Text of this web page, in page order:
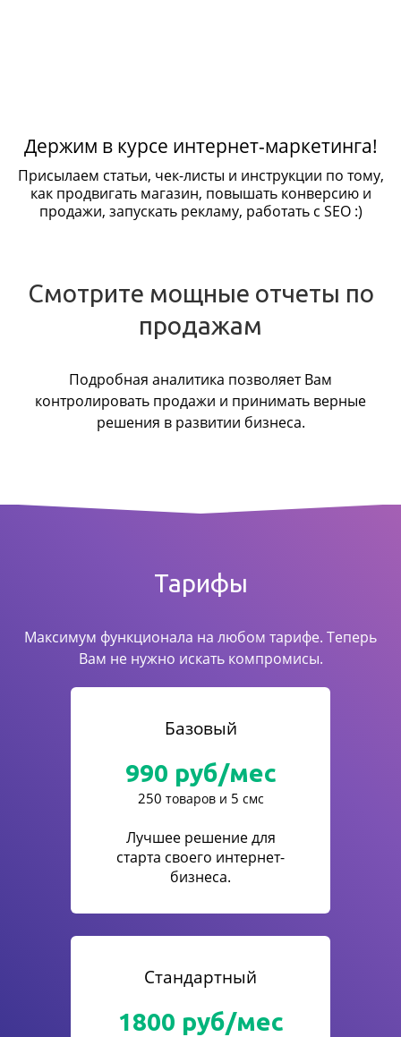
Держим в курсе интернет-маркетинга!
Присылаем статьи, чек-листы и инструкции по тому,
как продвигать магазин, повышать конверсию и
продажи, запускать рекламу, работать с SEO :)
Смотрите мощные отчеты по
продажам
Подробная аналитика позволяет Вам
контролировать продажи и принимать верные
решения в развитии бизнеса.
Тарифы
Максимум функционала на любом тарифе. Теперь
Вам не нужно искать компромисы.
Базовый
990 руб/мес
250 товаров и 5 смс
Лучшее решение для
старта своего интернет-
бизнеса.
Стандартный
1800 руб/мес